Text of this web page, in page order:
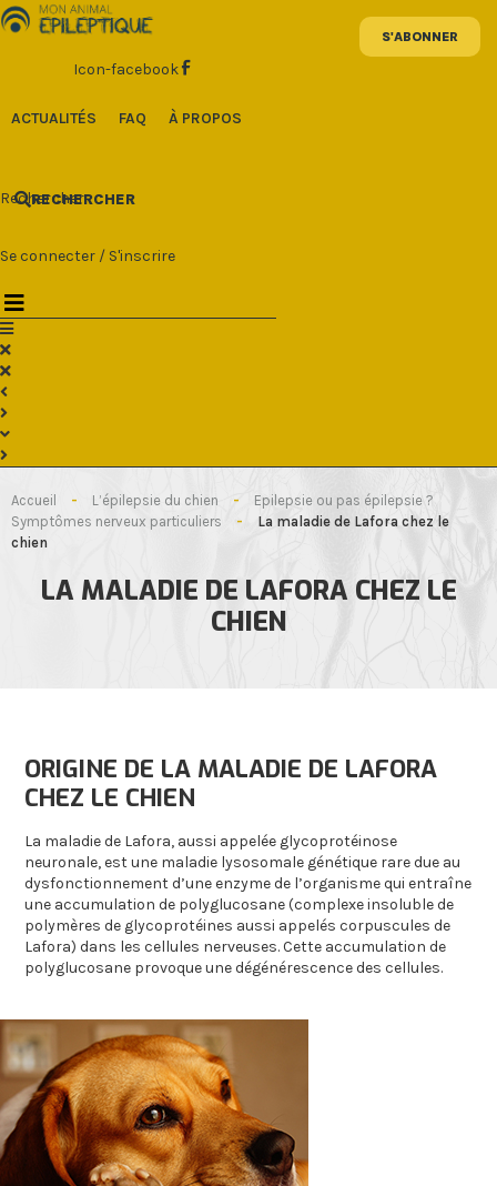
Aller
au
Icon-facebook
ACTUALITÉS FAQ À PROPOS
Rechercher
RECHERCHER
Se connecter / S'inscrire
Accueil - L’épilepsie du chien -
Epilepsie ou pas épilepsie ?
Symptômes nerveux particuliers
-
La maladie de Lafora chez le
chien
LA MALADIE DE LAFORA CHEZ LE
CHIEN
ORIGINE DE LA MALADIE DE LAFORA
CHEZ LE CHIEN
La maladie de Lafora, aussi appelée glycoprotéinose
neuronale, est une maladie lysosomale génétique rare due au
dysfonctionnement d’une enzyme de l’organisme qui entraîne
une accumulation de polyglucosane (complexe insoluble de
polymères de glycoprotéines aussi appelés corpuscules de
Lafora) dans les cellules nerveuses. Cette accumulation de
polyglucosane provoque une dégénérescence des cellules.